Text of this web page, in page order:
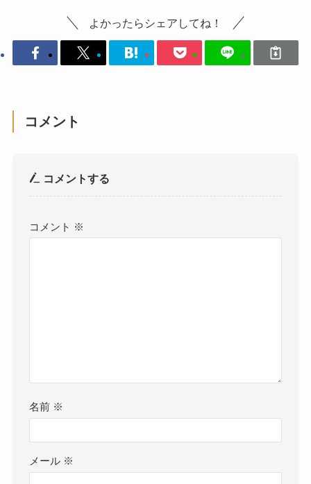
よかったらシェアしてね！
コメント
コメントする
コメント ※
名前 ※
メール ※